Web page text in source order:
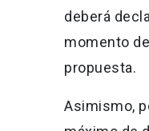
deberá
momento
propuesta.
Asimismo,